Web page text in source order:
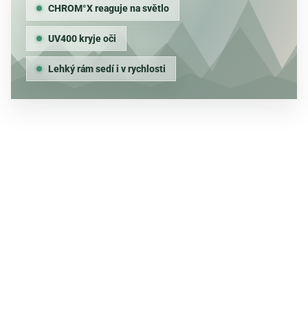
CHROM°X reaguje na světlo
UV400 kryje oči
Lehký rám sedí i v rychlosti